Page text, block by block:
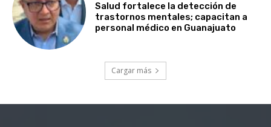
Salud fortalece la detección de
trastornos mentales; capacitan a
personal médico en Guanajuato
Cargar más